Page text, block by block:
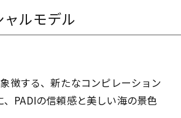
ルモデル
徴する、新たなコンピレーション
PADIの信頼感と美しい海の景色